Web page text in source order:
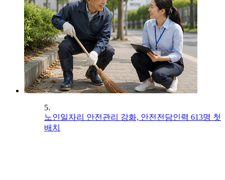
5.
노인일자리 안전관리 강화, 안전전담인력 613명 첫
배치